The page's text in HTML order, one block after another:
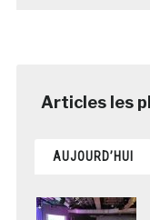
AUJOURD’HUI